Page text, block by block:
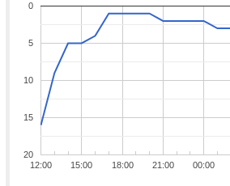
12:00 15:00 18:00 21:00 00:00
0
5
10
15
20